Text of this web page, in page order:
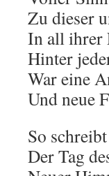
Zu dieser
In all ihrer
Hinter
War eine
Und neue
So
Der Tag